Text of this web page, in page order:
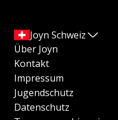
Joyn Schweiz
Über Joyn
Kontakt
Impressum
Jugendschutz
Datenschutz